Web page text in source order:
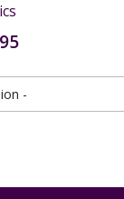
95